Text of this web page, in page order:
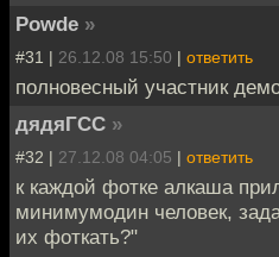
Powde »
#31 | 26.12.08 15:50 | ответить
полновесный участник
дядяГСС »
#32 | 27.12.08 04:05 | ответить
к каждой фотке алкаша
минимумодин человек,
их фоткать?"